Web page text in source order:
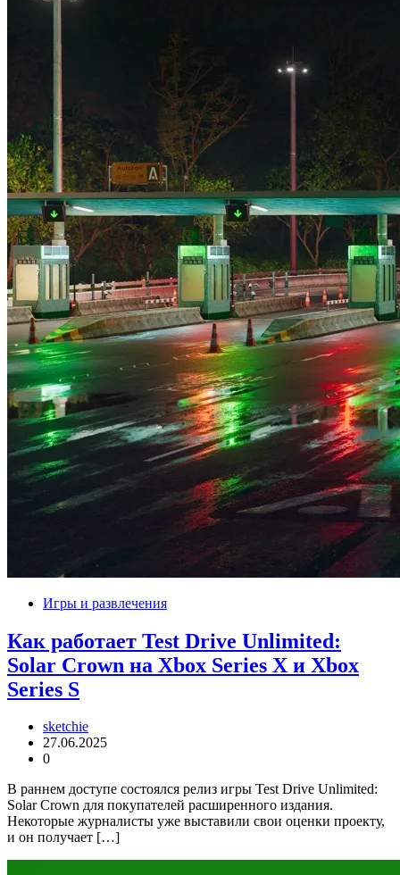
Игры и развлечения
Как работает Test Drive Unlimited:
Solar Crown на Xbox Series X и Xbox
Series S
sketchie
27.06.2025
0
В раннем доступе состоялся релиз игры Test Drive Unlimited:
Solar Crown для покупателей расширенного издания.
Некоторые журналисты уже выставили свои оценки проекту,
и он получает […]